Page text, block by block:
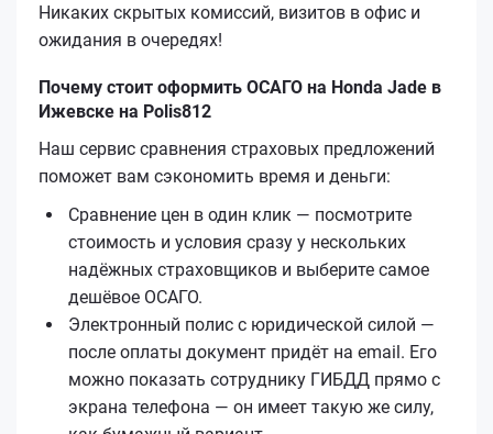
Никаких скрытых комиссий, визитов в офис и
ожидания в очередях!
Почему стоит оформить ОСАГО на Honda Jade в
Ижевске на Polis812
Наш сервис сравнения страховых предложений
поможет вам сэкономить время и деньги:
Сравнение цен в один клик — посмотрите
стоимость и условия сразу у нескольких
надёжных страховщиков и выберите самое
дешёвое ОСАГО.
Электронный полис с юридической силой —
после оплаты документ придёт на email. Его
можно показать сотруднику ГИБДД прямо с
экрана телефона — он имеет такую же силу,